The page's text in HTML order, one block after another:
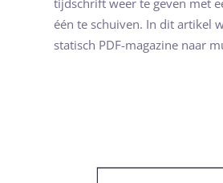
één te schuiven. In dit artikel
statisch PDF-magazine naar